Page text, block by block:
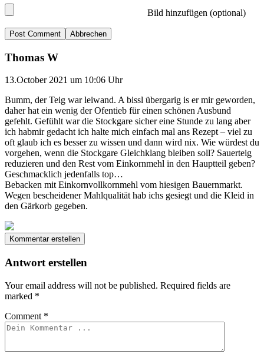
Bild hinzufügen (optional)
Abbrechen
Thomas W
13.October 2021 um 10:06 Uhr
Bumm, der Teig war leiwand. A bissl übergarig is er mir geworden,
daher hat ein wenig der Ofentieb für einen schönen Ausbund
gefehlt. Gefühlt war die Stockgare sicher eine Stunde zu lang aber
ich habmir gedacht ich halte mich einfach mal ans Rezept – viel zu
oft glaub ich es besser zu wissen und dann wird nix. Wie würdest du
vorgehen, wenn die Stockgare Gleichklang bleiben soll? Sauerteig
reduzieren und den Rest vom Einkornmehl in den Hauptteil geben?
Geschmacklich jedenfalls top…
Bebacken mit Einkornvollkornmehl vom hiesigen Bauernmarkt.
Wegen bescheidener Mahlqualität hab ichs gesiegt und die Kleid in
den Gärkorb gegeben.
Kommentar erstellen
Antwort erstellen
Your email address will not be published. Required fields are
marked *
Comment *